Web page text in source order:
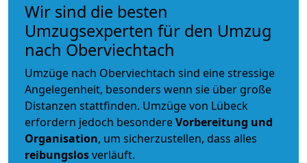
Wir sind die besten
Umzugsexperten für den Umzug
nach Oberviechtach
Umzüge nach Oberviechtach sind eine stressige
Angelegenheit, besonders wenn sie über große
Distanzen stattfinden. Umzüge von Lübeck
erfordern jedoch besondereVorbereitung und
Organisation, um sicherzustellen, dass alles
reibungslosverläuft.